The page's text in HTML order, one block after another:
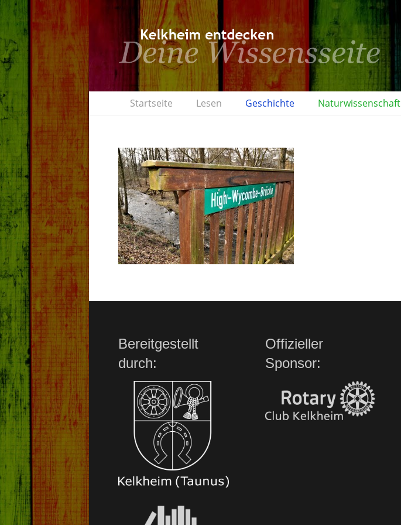
Startseite Lesen Geschichte Naturwissenschaft
Bereitgestellt
durch:
Offizieller
Sponsor: